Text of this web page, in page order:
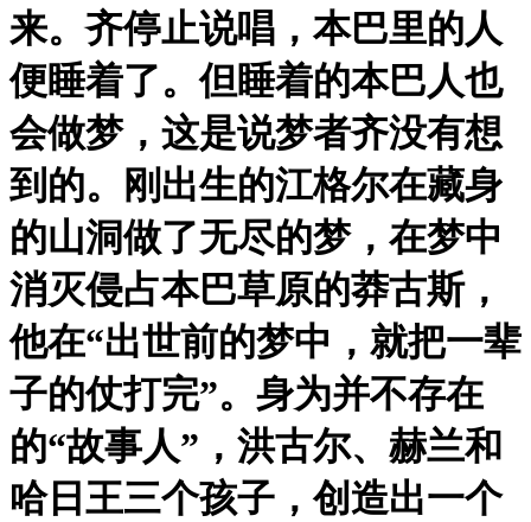
来。齐停止说唱，本巴里的人
便睡着了。但睡着的本巴人也
会做梦，这是说梦者齐没有想
到的。刚出生的江格尔在藏身
的山洞做了无尽的梦，在梦中
消灭侵占本巴草原的莽古斯，
他在“出世前的梦中，就把一辈
子的仗打完”。身为并不存在
的“故事人”，洪古尔、赫兰和
哈日王三个孩子，创造出一个